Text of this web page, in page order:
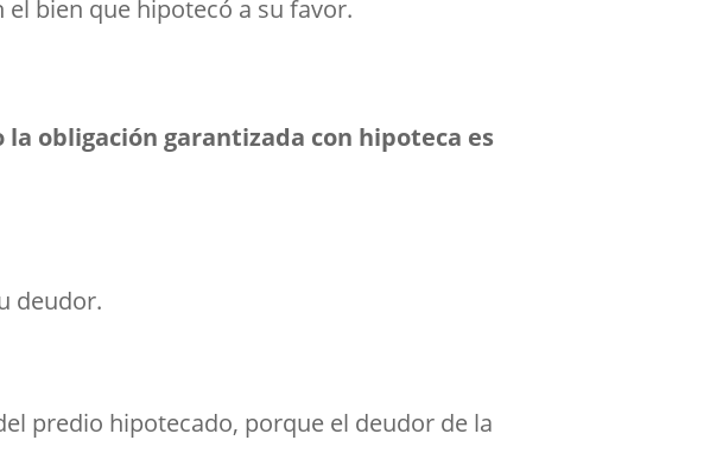
bien que hipotecó a su favor.
obligación garantizada con hipoteca es
deudor.
predio hipotecado, porque el deudor de la